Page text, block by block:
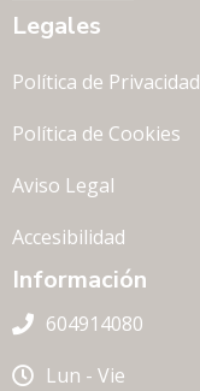
Legales
Política de Privacidad
Política de Cookies
Aviso Legal
Accesibilidad
Información
604914080
Lun - Vie